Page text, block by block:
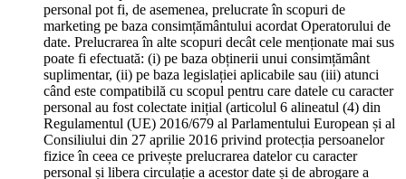
personal pot fi, de asemenea, prelucrate în scopuri de
marketing pe baza consimțământului acordat Operatorului de
date. Prelucrarea în alte scopuri decât cele menționate mai sus
poate fi efectuată: (i) pe baza obținerii unui consimțământ
suplimentar, (ii) pe baza legislației aplicabile sau (iii) atunci
când este compatibilă cu scopul pentru care datele cu caracter
personal au fost colectate inițial (articolul 6 alineatul (4) din
Regulamentul (UE) 2016/679 al Parlamentului European și al
Consiliului din 27 aprilie 2016 privind protecția persoanelor
fizice în ceea ce privește prelucrarea datelor cu caracter
personal și libera circulație a acestor date și de abrogare a